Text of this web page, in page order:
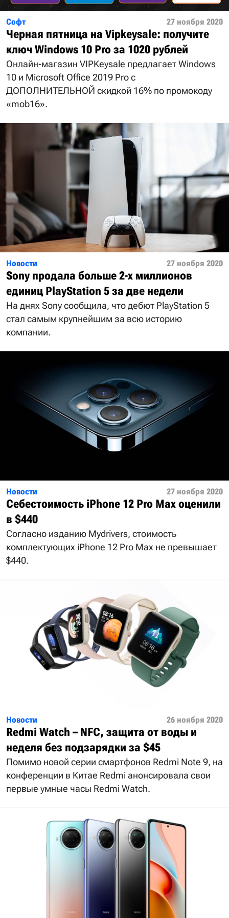
Софт 27 ноября 2020
Черная пятница на Vipkeysale: получите
ключ Windows 10 Pro за 1020 рублей
Онлайн-магазин VIPKeysale предлагает Windows
10 и Microsoft Office 2019 Pro с
ДОПОЛНИТЕЛЬНОЙ скидкой 16% по промокоду
«mob16».
Новости 27 ноября 2020
Sony продала больше 2-х миллионов
единиц PlayStation 5 за две недели
На днях Sony сообщила, что дебют PlayStation 5
стал самым крупнейшим за всю историю
компании.
Новости 27 ноября 2020
Себестоимость iPhone 12 Pro Max оценили
в $440
Согласно изданию Mydrivers, стоимость
комплектующих iPhone 12 Pro Max не превышает
$440.
Новости 26 ноября 2020
Redmi Watch – NFC, защита от воды и
неделя без подзарядки за $45
Помимо новой серии смартфонов Redmi Note 9, на
конференции в Китае Redmi анонсировала свои
первые умные часы Redmi Watch.